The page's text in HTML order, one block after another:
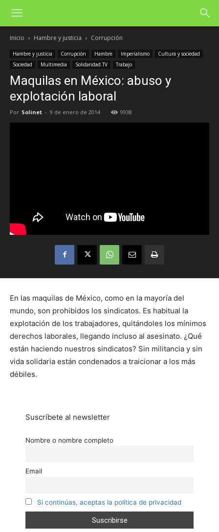
Inicio Hambre y justicia Corrupción
Hambre y justicia Corrupción Hambre Imperialismo
Cultura y sociedad
Sociedad
Multimedia Solidaridad.TV Trabajo
Maquilas en México: abuso y
explotación laboral
Por Solinet - 9 de enero de 2014 9938
En las maquilas de México, como en la mayoría del
mundo, son prohibidos los sindicatos. Es habitual la
explotación de los trabajadores, quitándoles los mínimos
derechos laborales, llegando incluso al asesinato. ¿Qué
están haciendo nuestros sindicatos? Sin militancia y sin
vida solidaria están condenados a traicionar a los más
débiles.
Suscríbete al newsletter
Nombre o nombre completo
Email
Si continúas, aceptas la política de privacidad